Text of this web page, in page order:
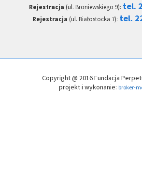
Rejestracja (ul. Broniewskiego 9): tel.
Rejestracja (ul. Białostocka 7): tel.
Copyright @ 2016 Fundacja
projekt i wykonanie: broker-